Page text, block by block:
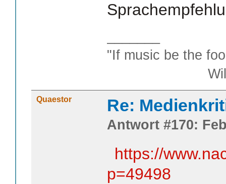
"If music be the
William
Quaestor Re:
Antwort #170:
https://
p=49498